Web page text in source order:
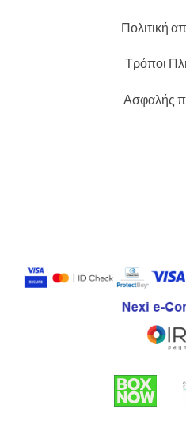
Πολιτική
Τρόποι
Ασφαλής